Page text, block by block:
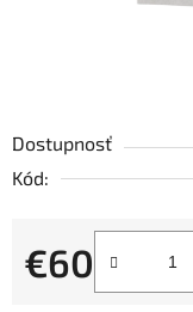
Dostupnosť
Kód:
€60
Jednotková cena: